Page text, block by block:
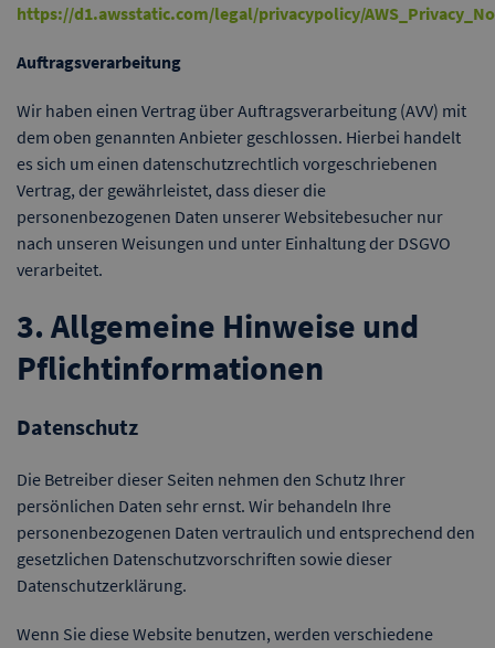
https://d1.awsstatic.com/legal/privacypolicy/
Auftragsverarbeitung
Wir haben einen Vertrag über Auftragsverarbeitung (AVV) mit
dem oben genannten Anbieter geschlossen. Hierbei handelt
es sich um einen datenschutzrechtlich vorgeschriebenen
Vertrag, der gewährleistet, dass dieser die
personenbezogenen Daten unserer Websitebesucher nur
nach unseren Weisungen und unter Einhaltung der DSGVO
verarbeitet.
3. Allgemeine Hinweise und
Pflichtinformationen
Datenschutz
Die Betreiber dieser Seiten nehmen den Schutz Ihrer
persönlichen Daten sehr ernst. Wir behandeln Ihre
personenbezogenen Daten vertraulich und entsprechend den
gesetzlichen Datenschutzvorschriften sowie dieser
Datenschutzerklärung.
Wenn Sie diese Website benutzen, werden verschiedene